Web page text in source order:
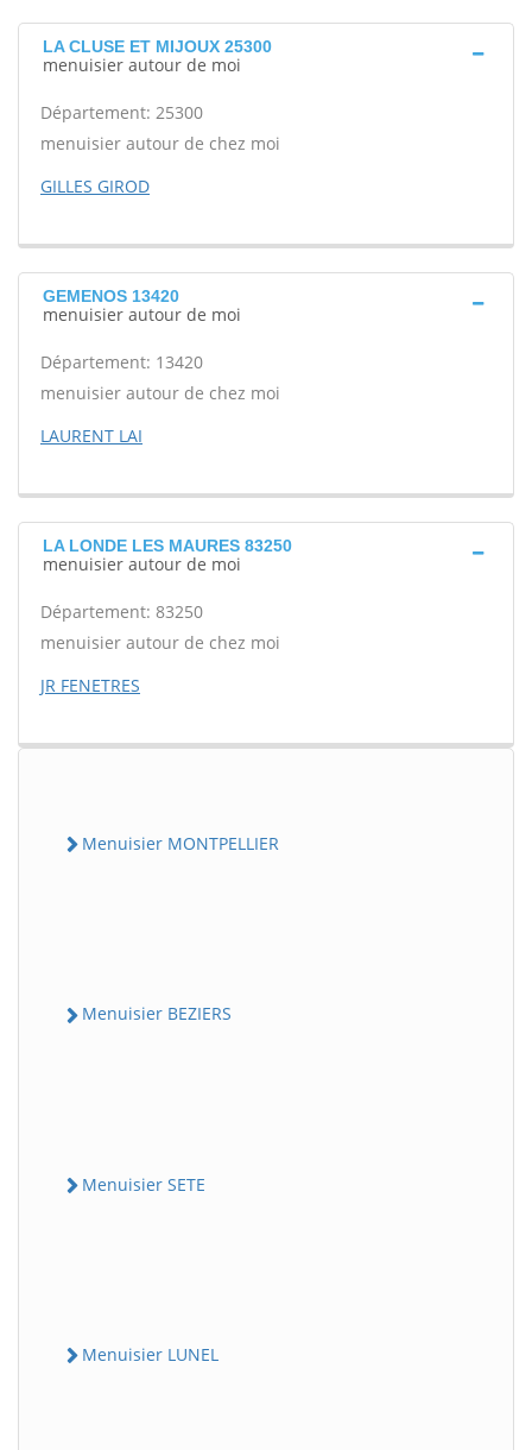
LA CLUSE ET MIJOUX 25300
menuisier autour de moi
Département: 25300
menuisier autour de chez moi
GILLES GIROD
GEMENOS 13420
menuisier autour de moi
Département: 13420
menuisier autour de chez moi
LAURENT LAI
LA LONDE LES MAURES 83250
menuisier autour de moi
Département: 83250
menuisier autour de chez moi
JR FENETRES
Menuisier MONTPELLIER
Menuisier BEZIERS
Menuisier SETE
Menuisier LUNEL